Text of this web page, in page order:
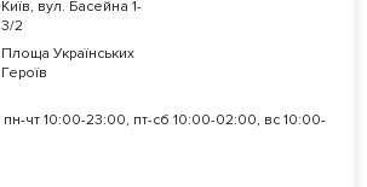
Київ, вул. Басейна 1-
3/2
Площа Українських
Героїв
пн-чт 10:00-23:00, пт-сб 10:00-02:00, вс 10:00-